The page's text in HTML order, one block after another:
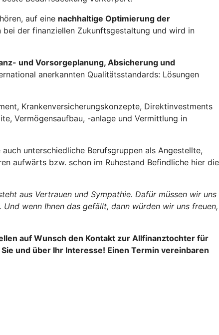
auf eine nachhaltige Optimierung der
der finanziellen Zukunftsgestaltung und wird in
und Vorsorgeplanung, Absicherung und
anerkannten Qualitätsstandards: Lösungen
Krankenversicherungskonzepte, Direktinvestments
Vermögensaufbau, -anlage und Vermittlung in
unterschiedliche Berufsgruppen als Angestellte,
aufwärts bzw. schon im Ruhestand Befindliche hier die
aus Vertrauen und Sympathie. Dafür müssen wir uns
wenn Ihnen das gefällt, dann würden wir uns freuen,
auf Wunsch den Kontakt zur Allfinanztochter für
und über Ihr Interesse! Einen Termin vereinbaren